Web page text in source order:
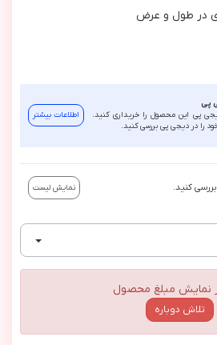
در طول و عرض
پی
پی این محصول را خریداری کنید.
را در دیجی پی بررسی کنید.
اطلاعات بیشتر
کنید. نمایش لیست
نمایش مبلغ محصول
تلاش دوباره